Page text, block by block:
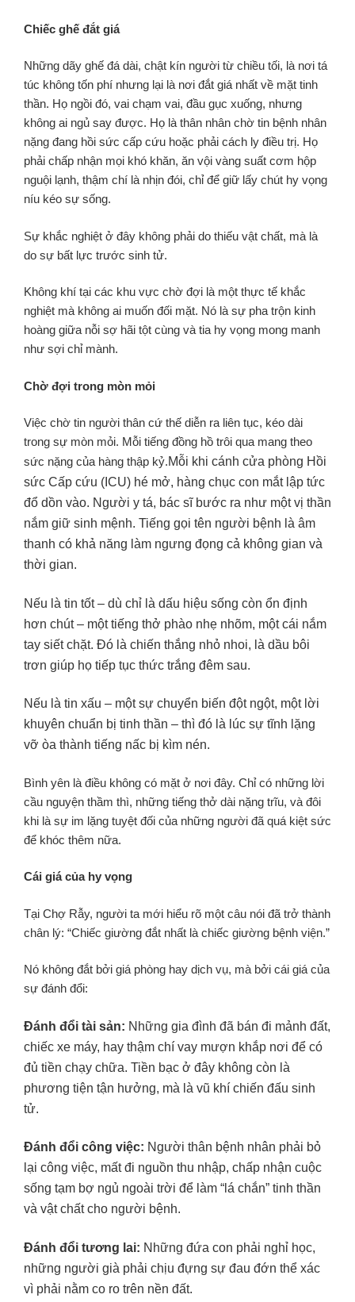
Chiếc ghế đắt giá
Những dãy ghế đá dài, chật kín người từ chiều tối, là nơi tá
túc không tốn phí nhưng lại là nơi đắt giá nhất về mặt tinh
thần. Họ ngồi đó, vai chạm vai, đầu gục xuống, nhưng
không ai ngủ say được. Họ là thân nhân chờ tin bệnh nhân
nặng đang hồi sức cấp cứu hoặc phải cách ly điều trị. Họ
phải chấp nhận mọi khó khăn, ăn vội vàng suất cơm hộp
nguội lạnh, thậm chí là nhịn đói, chỉ để giữ lấy chút hy vọng
níu kéo sự sống.
Sự khắc nghiệt ở đây không phải do thiếu vật chất, mà là
do sự bất lực trước sinh tử.
Không khí tại các khu vực chờ đợi là một thực tế khắc
nghiệt mà không ai muốn đối mặt. Nó là sự pha trộn kinh
hoàng giữa nỗi sợ hãi tột cùng và tia hy vọng mong manh
như sợi chỉ mành.
Chờ đợi trong mòn mỏi
Việc chờ tin người thân cứ thế diễn ra liên tục, kéo dài
trong sự mòn mỏi. Mỗi tiếng đồng hồ trôi qua mang theo
sức nặng của hàng thập kỷ.Mỗi khi cánh cửa phòng Hồi
sức Cấp cứu (ICU) hé mở, hàng chục con mắt lập tức
đổ dồn vào. Người y tá, bác sĩ bước ra như một vị thần
nắm giữ sinh mệnh. Tiếng gọi tên người bệnh là âm
thanh có khả năng làm ngưng đọng cả không gian và
thời gian.
Nếu là tin tốt – dù chỉ là dấu hiệu sống còn ổn định
hơn chút – một tiếng thở phào nhẹ nhõm, một cái nắm
tay siết chặt. Đó là chiến thắng nhỏ nhoi, là dầu bôi
trơn giúp họ tiếp tục thức trắng đêm sau.
Nếu là tin xấu – một sự chuyển biến đột ngột, một lời
khuyên chuẩn bị tinh thần – thì đó là lúc sự tĩnh lặng
vỡ òa thành tiếng nấc bị kìm nén.
Bình yên là điều không có mặt ở nơi đây. Chỉ có những lời
cầu nguyện thầm thì, những tiếng thở dài nặng trĩu, và đôi
khi là sự im lặng tuyệt đối của những người đã quá kiệt sức
để khóc thêm nữa.
Cái giá của hy vọng
Tại Chợ Rẫy, người ta mới hiểu rõ một câu nói đã trở thành
chân lý: “Chiếc giường đắt nhất là chiếc giường bệnh viện.”
Nó không đắt bởi giá phòng hay dịch vụ, mà bởi cái giá của
sự đánh đổi:
Đánh đổi tài sản: Những gia đình đã bán đi mảnh đất,
chiếc xe máy, hay thậm chí vay mượn khắp nơi để có
đủ tiền chạy chữa. Tiền bạc ở đây không còn là
phương tiện tận hưởng, mà là vũ khí chiến đấu sinh
tử.
Đánh đổi công việc: Người thân bệnh nhân phải bỏ
lại công việc, mất đi nguồn thu nhập, chấp nhận cuộc
sống tạm bợ ngủ ngoài trời để làm “lá chắn” tinh thần
và vật chất cho người bệnh.
Đánh đổi tương lai: Những đứa con phải nghỉ học,
những người già phải chịu đựng sự đau đớn thể xác
vì phải nằm co ro trên nền đất.